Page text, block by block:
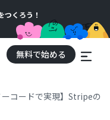
くろう！
無料で始める
ーコードで実現】Stripeの